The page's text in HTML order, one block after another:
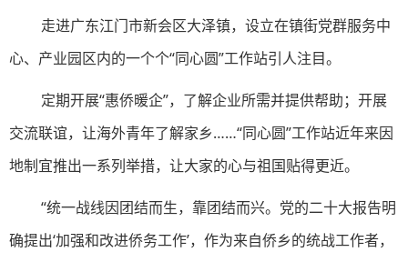
走进广东江门市新会区大泽镇，设立在镇街党群服务中
心、产业园区内的一个个“同心圆”工作站引人注目。
定期开展“惠侨暖企”，了解企业所需并提供帮助；开展
交流联谊，让海外青年了解家乡……“同心圆”工作站近年来因
地制宜推出一系列举措，让大家的心与祖国贴得更近。
“统一战线因团结而生，靠团结而兴。党的二十大报告明
确提出‘加强和改进侨务工作’，作为来自侨乡的统战工作者，